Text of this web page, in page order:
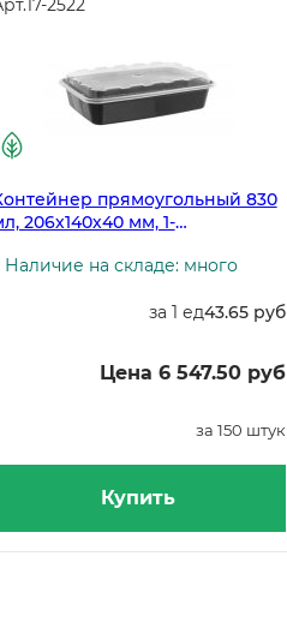
17-2522
прямоугольный 830
206х140х40 мм, 1-
с крышкой,
черный, 150 штук
Наличие на складе: много
за 1 ед43.65 руб
Цена 6 547.50 руб
за 150 штук
Купить